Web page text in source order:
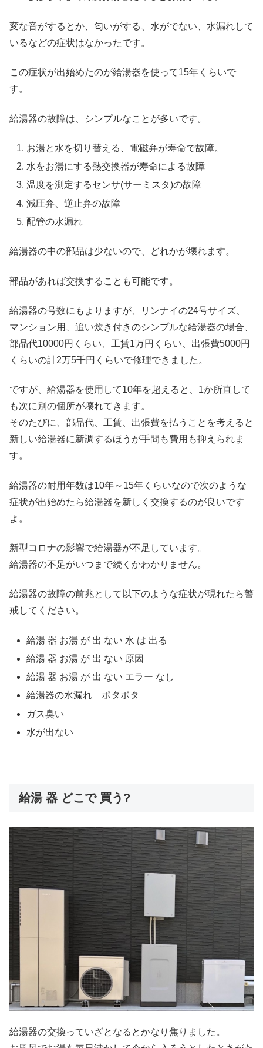
変な音がするとか、匂いがする、水がでない、水漏れして
いるなどの症状はなかったです。
この症状が出始めたのが給湯器を使って15年くらいで
す。
給湯器の故障は、シンプルなことが多いです。
お湯と水を切り替える、電磁弁が寿命で故障。
水をお湯にする熱交換器が寿命による故障
温度を測定するセンサ(サーミスタ)の故障
減圧弁、逆止弁の故障
配管の水漏れ
給湯器の中の部品は少ないので、どれかが壊れます。
部品があれば交換することも可能です。
給湯器の号数にもよりますが、リンナイの24号サイズ、
マンション用、追い炊き付きのシンプルな給湯器の場合、
部品代10000円くらい、工賃1万円くらい、出張費5000円
くらいの計2万5千円くらいで修理できました。
ですが、給湯器を使用して10年を超えると、1か所直して
も次に別の個所が壊れてきます。
そのたびに、部品代、工賃、出張費を払うことを考えると
新しい給湯器に新調するほうが手間も費用も抑えられま
す。
給湯器の耐用年数は10年～15年くらいなので次のような
症状が出始めたら給湯器を新しく交換するのが良いです
よ。
新型コロナの影響で給湯器が不足しています。
給湯器の不足がいつまで続くかわかりません。
給湯器の故障の前兆として以下のような症状が現れたら警
戒してください。
給湯 器 お湯 が 出 ない 水 は 出る
給湯 器 お湯 が 出 ない 原因
給湯 器 お湯 が 出 ない エラー なし
給湯器の水漏れ ポタポタ
ガス臭い
水が出ない
給湯 器 どこで 買う?
給湯器の交換っていざとなるとかなり焦りました。